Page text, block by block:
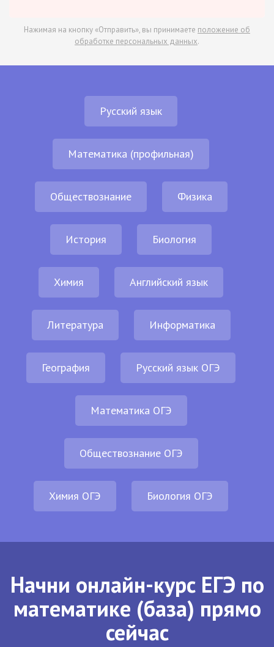
Нажимая на кнопку «Отправить», вы принимаете положение об
обработке персональных данных.
Русский язык
Математика (профильная)
Обществознание Физика
История Биология
Химия Английский язык
Литература Информатика
География Русский язык ОГЭ
Математика ОГЭ
Обществознание ОГЭ
Химия ОГЭ Биология ОГЭ
Начни онлайн-курс ЕГЭ по
математике (база) прямо
сейчас